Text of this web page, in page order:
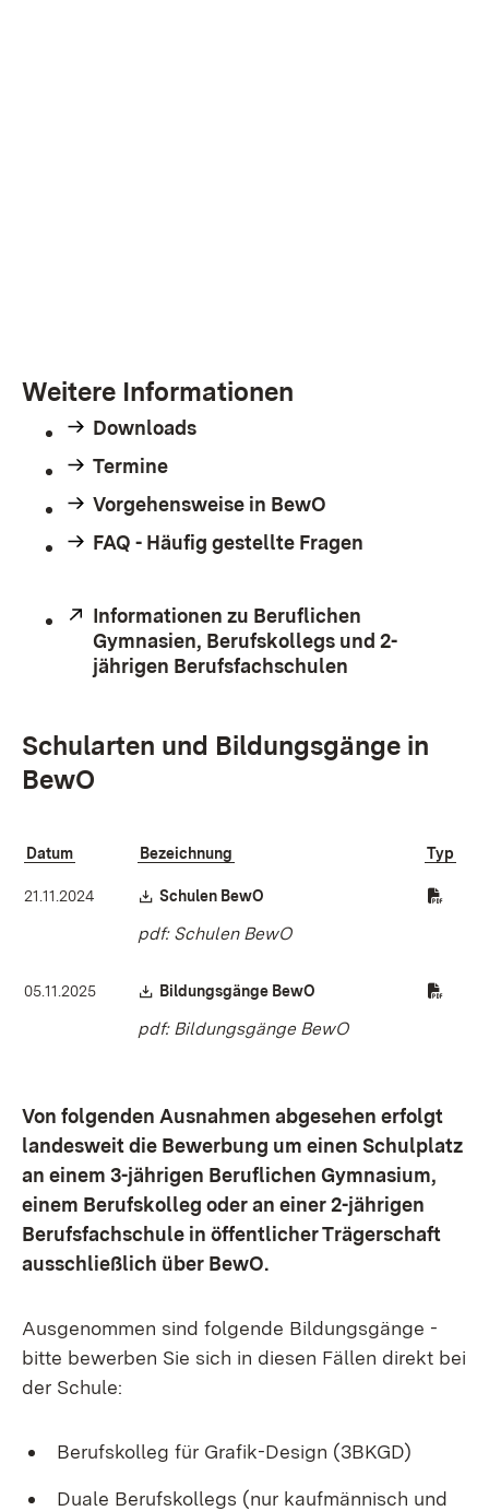
Weitere Informationen
Downloads
Termine
Vorgehensweise in BewO
FAQ - Häufig gestellte Fragen
Extern:
Informationen zu Beruflichen
Gymnasien, Berufskollegs und 2-
jährigen Berufsfachschulen
Schularten und Bildungsgänge in
BewO
Datum Bezeichnung Typ
21.11.2024 Download:
Schulen BewO (Öffnet in neuem Fenster)
pdf: Schulen BewO
05.11.2025 Download:
Bildungsgänge BewO (Öffnet in neuem
pdf: Bildungsgänge BewO
Von folgenden Ausnahmen abgesehen erfolgt
landesweit die Bewerbung um einen Schulplatz
an einem 3-jährigen Beruflichen Gymnasium,
einem Berufskolleg oder an einer 2-jährigen
Berufsfachschule in öffentlicher Trägerschaft
ausschließlich über BewO.
Ausgenommen sind folgende Bildungsgänge -
bitte bewerben Sie sich in diesen Fällen direkt bei
der Schule:
Berufskolleg für Grafik-Design (3BKGD)
Duale Berufskollegs (nur kaufmännisch und